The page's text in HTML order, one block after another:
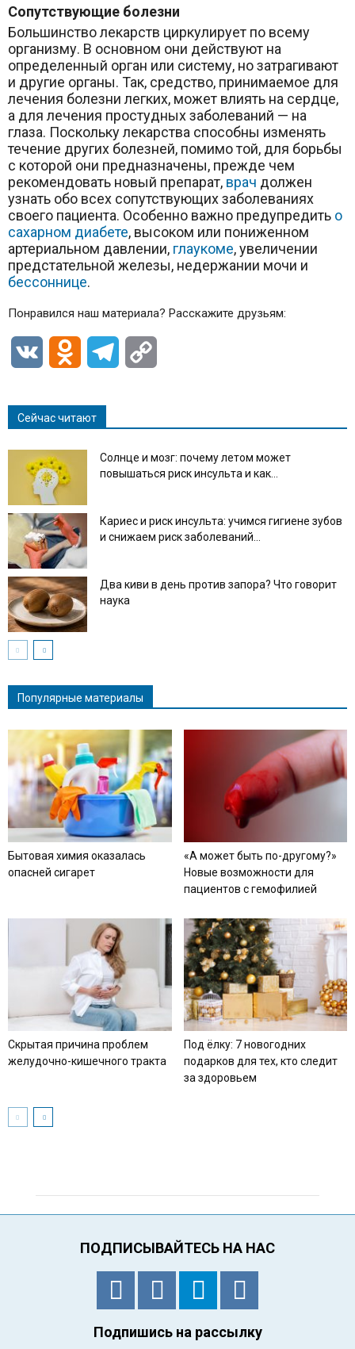
Сопутствующие болезни
Большинство лекарств циркулирует по всему
организму. В основном они действуют на
определенный орган или систему, но затрагивают
и другие органы. Так, средство, принимаемое для
лечения болезни легких, может влиять на сердце,
а для лечения простудных заболеваний — на
глаза. Поскольку лекарства способны изменять
течение других болезней, помимо той, для борьбы
с которой они предназначены, прежде чем
рекомендовать новый препарат, врач должен
узнать обо всех сопутствующих заболеваниях
своего пациента. Особенно важно предупредить о
сахарном диабете, высоком или пониженном
артериальном давлении, глаукоме, увеличении
предстательной железы, недержании мочи и
бессоннице.
Понравился наш материала? Расскажите друзьям:
VK Odnoklassniki
Telegram
Сейчас читают
Солнце и мозг: почему летом может
повышаться риск инсульта и как...
Кариес и риск инсульта: учимся гигиене зубов
и снижаем риск заболеваний...
Два киви в день против запора? Что говорит
наука
Популярные материалы
Бытовая химия оказалась
опасней сигарет
«А может быть по-другому?»
Новые возможности для
пациентов с гемофилией
Скрытая причина проблем
желудочно-кишечного тракта
Под ёлку: 7 новогодних
подарков для тех, кто следит
за здоровьем
ПОДПИСЫВАЙТЕСЬ НА НАС
Подпишись на рассылку